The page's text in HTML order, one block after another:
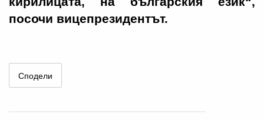
посочи вицепрезидентът.
Сподели